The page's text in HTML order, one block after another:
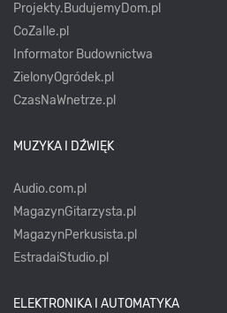
Projekty.BudujemyDom.pl
CoZaIle.pl
Informator Budownictwa
ZielonyOgródek.pl
CzasNaWnetrze.pl
MUZYKA I DŹWIĘK
Audio.com.pl
MagazynGitarzysta.pl
MagazynPerkusista.pl
EstradaiStudio.pl
ELEKTRONIKA I AUTOMATYKA